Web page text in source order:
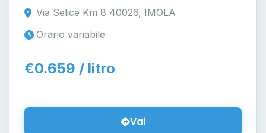
Via Selice Km 8 40026, IMOLA
Orario variabile
€0.659 / litro
Vai